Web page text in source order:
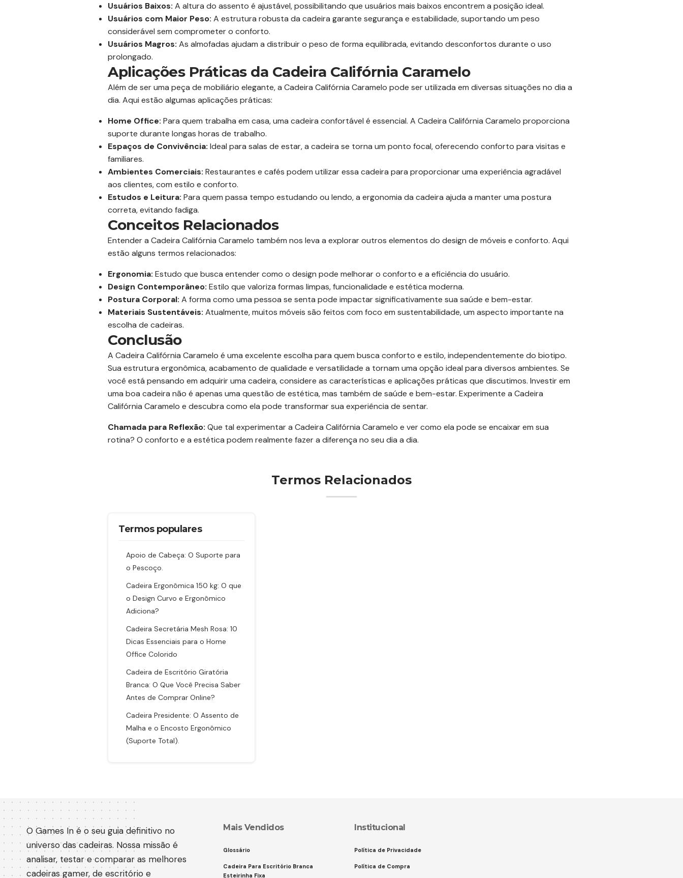
Usuários Baixos: A altura do assento é ajustável, possibilitando que usuários mais baixos encontrem a posição ideal.
Usuários com Maior Peso: A estrutura robusta da cadeira garante segurança e estabilidade, suportando um peso
considerável sem comprometer o conforto.
Usuários Magros: As almofadas ajudam a distribuir o peso de forma equilibrada, evitando desconfortos durante o uso
prolongado.
Aplicações Práticas da Cadeira Califórnia Caramelo
Além de ser uma peça de mobiliário elegante, a Cadeira Califórnia Caramelo pode ser utilizada em diversas situações no dia a
dia. Aqui estão algumas aplicações práticas:
Home Office: Para quem trabalha em casa, uma cadeira confortável é essencial. A Cadeira Califórnia Caramelo proporciona
suporte durante longas horas de trabalho.
Espaços de Convivência: Ideal para salas de estar, a cadeira se torna um ponto focal, oferecendo conforto para visitas e
familiares.
Ambientes Comerciais: Restaurantes e cafés podem utilizar essa cadeira para proporcionar uma experiência agradável
aos clientes, com estilo e conforto.
Estudos e Leitura: Para quem passa tempo estudando ou lendo, a ergonomia da cadeira ajuda a manter uma postura
correta, evitando fadiga.
Conceitos Relacionados
Entender a Cadeira Califórnia Caramelo também nos leva a explorar outros elementos do design de móveis e conforto. Aqui
estão alguns termos relacionados:
Ergonomia: Estudo que busca entender como o design pode melhorar o conforto e a eficiência do usuário.
Design Contemporâneo: Estilo que valoriza formas limpas, funcionalidade e estética moderna.
Postura Corporal: A forma como uma pessoa se senta pode impactar significativamente sua saúde e bem-estar.
Materiais Sustentáveis: Atualmente, muitos móveis são feitos com foco em sustentabilidade, um aspecto importante na
escolha de cadeiras.
Conclusão
A Cadeira Califórnia Caramelo é uma excelente escolha para quem busca conforto e estilo, independentemente do biotipo.
Sua estrutura ergonômica, acabamento de qualidade e versatilidade a tornam uma opção ideal para diversos ambientes. Se
você está pensando em adquirir uma cadeira, considere as características e aplicações práticas que discutimos. Investir em
uma boa cadeira não é apenas uma questão de estética, mas também de saúde e bem-estar. Experimente a Cadeira
Califórnia Caramelo e descubra como ela pode transformar sua experiência de sentar.
Chamada para Reflexão: Que tal experimentar a Cadeira Califórnia Caramelo e ver como ela pode se encaixar em sua
rotina? O conforto e a estética podem realmente fazer a diferença no seu dia a dia.
Termos Relacionados
Termos populares
Apoio de Cabeça: O Suporte para
o Pescoço.
Cadeira Ergonômica 150 kg: O que
o Design Curvo e Ergonômico
Adiciona?
Cadeira Secretária Mesh Rosa: 10
Dicas Essenciais para o Home
Office Colorido
Cadeira de Escritório Giratória
Branca: O Que Você Precisa Saber
Antes de Comprar Online?
Cadeira Presidente: O Assento de
Malha e o Encosto Ergonômico
(Suporte Total).
O Games In é o seu guia definitivo no
universo das cadeiras. Nossa missão é
analisar, testar e comparar as melhores
cadeiras gamer, de escritório e
Mais Vendidos
Glossário
Cadeira Para Escritório Branca
Esteirinha Fixa
Institucional
Política de Privacidade
Política de Compra